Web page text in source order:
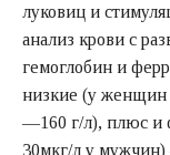
луковиц и
анализ крови с
гемоглобин и
низкие (у женщин
—160 г/л), плюс и
30мкг/л у